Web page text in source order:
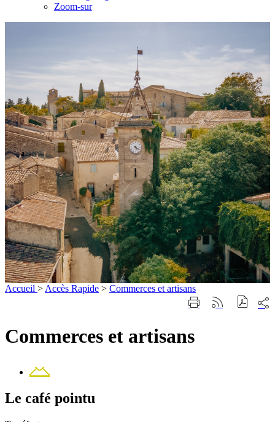
Zoom-sur
Accueil > Accès Rapide > Commerces et artisans
ImprimerGénérer
sur
Commerces et artisans
Contact
Le café pointu